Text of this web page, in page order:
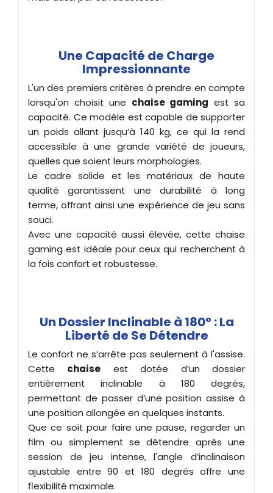
Une Capacité de Charge
Impressionnante
L'un des premiers critères à prendre en compte
lorsqu'on choisit une chaise gaming est sa
capacité. Ce modèle est capable de supporter
un poids allant jusqu’à 140 kg, ce qui la rend
accessible à une grande variété de joueurs,
quelles que soient leurs morphologies.
Le cadre solide et les matériaux de haute
qualité garantissent une durabilité à long
terme, offrant ainsi une expérience de jeu sans
souci.
Avec une capacité aussi élevée, cette chaise
gaming est idéale pour ceux qui recherchent à
la fois confort et robustesse.
Un Dossier Inclinable à 180° : La
Liberté de Se Détendre
Le confort ne s’arrête pas seulement à l'assise.
Cette chaise est dotée d’un dossier
entièrement inclinable à 180 degrés,
permettant de passer d’une position assise à
une position allongée en quelques instants.
Que ce soit pour faire une pause, regarder un
film ou simplement se détendre après une
session de jeu intense, l'angle d’inclinaison
ajustable entre 90 et 180 degrés offre une
flexibilité maximale.